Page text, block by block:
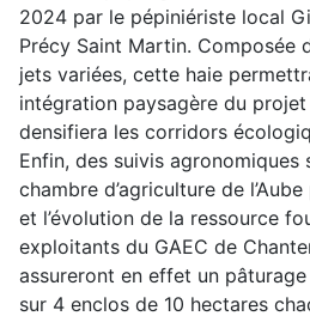
2024 par le pépiniériste local
Précy Saint Martin. Composée
jets variées, cette haie
intégration paysagère du projet
densifiera les corridors
Enfin, des suivis agronomiques
chambre d’agriculture de
et l’évolution de la ressource
exploitants du GAEC de
assureront en effet un
sur 4 enclos de 10 hectares